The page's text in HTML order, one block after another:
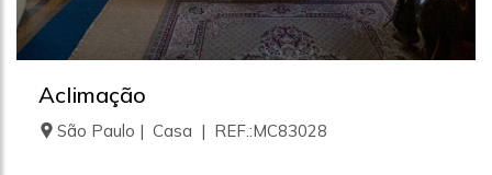
Aclimação
São Paulo | Casa | REF.:MC83028